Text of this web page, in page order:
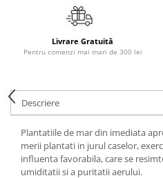
Clasa a VII-a
Clasa pregatitoare
Limbi Straine
Povesti
Povesti ilustrate
Livrare Gratuită
Pentru comenzi mai mari de 300 lei
Descriere
Plantatiile de mar din imediata
merii plantati in jurul caselor,
influenta favorabila, care se
umiditatii si a puritatii aerului.